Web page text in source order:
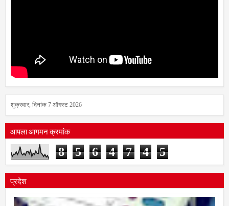
शुक्रवार, दिनांक 7 ऑगस्ट 2026
आपला आगमन क्रमांक
8 5 6 4 7 4 5
प्रदेश